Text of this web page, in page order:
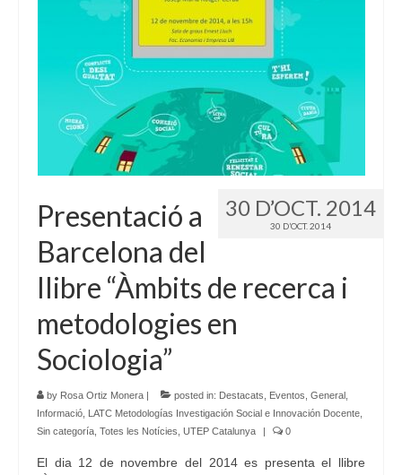
30 D’OCT. 2014
30 D’OCT. 2014
Presentació a
Barcelona del
llibre “Àmbits de recerca i
metodologies en
Sociologia”
by Rosa Ortiz Monera | posted in: Destacats Eventos General
Informació LATC Metodologías Investigación Social e Innovación Docente
Sin categoría Totes les Notícies UTEP Catalunya | 0
El dia 12 de novembre del 2014 es presenta el llibre